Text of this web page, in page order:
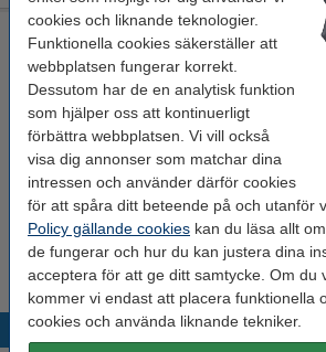
cookies och liknande teknologier.
Funktionella cookies säkerställer att
webbplatsen fungerar korrekt.
Dessutom har de en analytisk funktion
som hjälper oss att kontinuerligt
förbättra webbplatsen. Vi vill också
visa dig annonser som matchar dina
intressen och använder därför cookies
för att spåra ditt beteende på och utanför
Policy gällande cookies kan du läsa allt
de fungerar och hur du kan justera dina
acceptera för att ge ditt samtycke. Om du
kommer vi endast att placera funktionella
cookies och använda liknande tekniker.
Olivetti IN506 (B0497) foto bläckpatron
tre fotofärger bläckpatron
Se specifikationerna och
EU-lager
Pris per ml
16,7 kr
300 kr
Populära produkter